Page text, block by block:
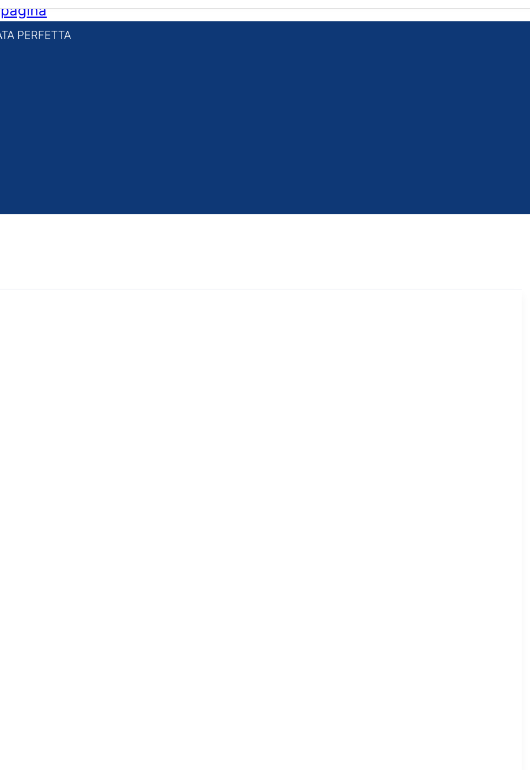
PERFETTA